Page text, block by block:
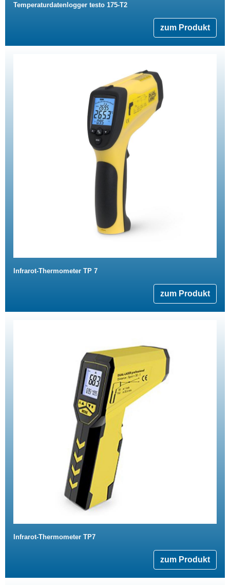
Temperaturdatenlogger testo 175-T2
zum Produkt
Infrarot-Thermometer TP 7
zum Produkt
Infrarot-Thermometer TP7
zum Produkt